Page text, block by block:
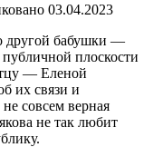
03.04.2023
другой бабушки —
плоскости
— Еленой
их связи и
совсем верная
не так любит